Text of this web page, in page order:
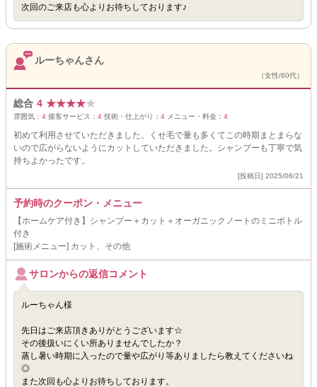
次回のご来店も心よりお待ちしております♪
ルーちゃんさん
（女性/60代）
総合 4 ★★★★★
雰囲気： 4 接客サービス： 4 技術・仕上がり： 4 メニュー・料金： 4
初めて利用させていただきました。くせ毛で量も多くてこの時期まとまらな
いので広がらないようにカットしていただきました。シャンプーも丁寧で気
持ちよかったです。
[投稿日] 2025/06/21
予約時のクーポン・メニュー
【ホームケア付き】シャンプー＋カット＋オーガニックノートのミニボトル
付き
[施術メニュー] カット、その他
サロンからの返信コメント
ルーちゃん様
先日はご来店頂きありがとうございます☆
その後扱いにくい所ありませんでしたか？
蒸し暑い時期に入ったので量や広がり等ありましたら教えてくださいね
◎
また次回も心よりお待ちしております。